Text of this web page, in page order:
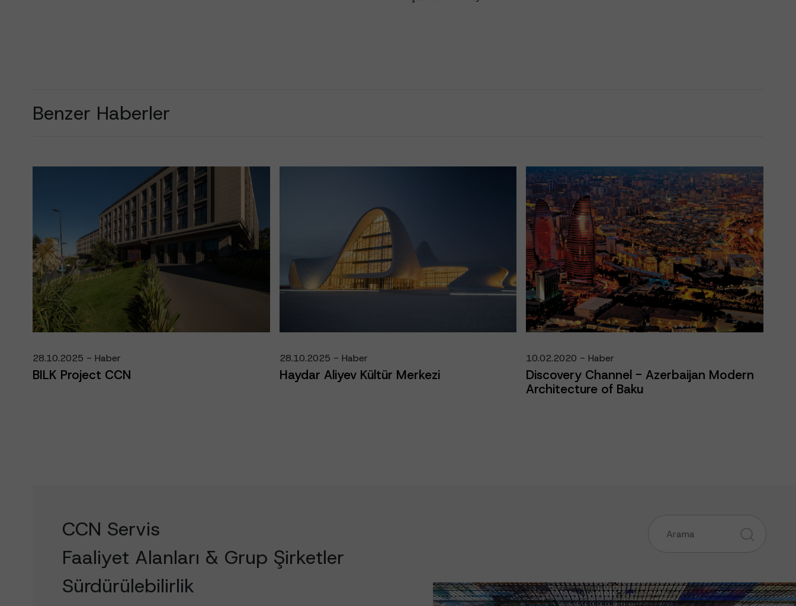
Benzer Haberler
28.10.2025 - Haber
BILK Project CCN
28.10.2025 - Haber
Haydar Aliyev Kültür Merkezi
10.02.2020 - Haber
Discovery Channel - Azerbaijan Modern
Architecture of Baku
CCN Servis
Faaliyet Alanları & Grup Şirketler
Sürdürülebilirlik